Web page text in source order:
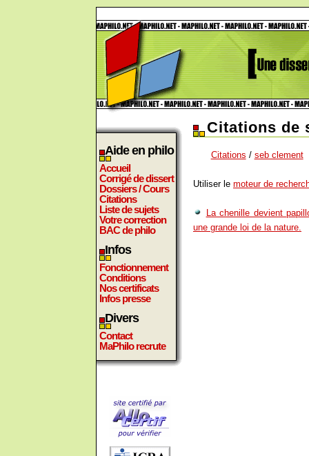
Aide en philo
Accueil
Corrigé de dissert
Dossiers / Cours
Citations
Liste de sujets
Votre correction
BAC de philo
Infos
Fonctionnement
Conditions
Nos certificats
Infos presse
Divers
Contact
MaPhilo recrute
Citations de
Citations / seb clement
Utiliser le moteur de
La chenille devient
une grande loi de la nature.